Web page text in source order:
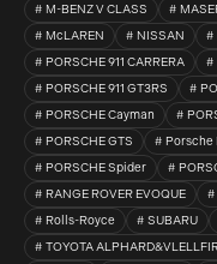
M-BENZ V CLASS
McLAREN
NISSAN
PORSCHE 911 CARRERA
PORSCHE 911 GT3RS
PORSCHE Cayman
PORSCHE GTS
Porsche
PORSCHE Spider
RANGE ROVER EVOQUE
Rolls-Royce
SUBARU
TOYOTA